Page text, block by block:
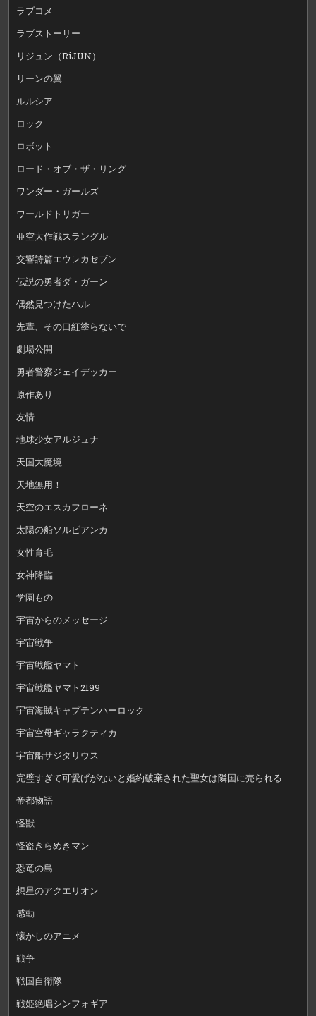
ラブコメ
ラブストーリー
リジュン（RiJUN）
リーンの翼
ルルシア
ロック
ロボット
ロード・オブ・ザ・リング
ワンダー・ガールズ
ワールドトリガー
亜空大作戦スラングル
交響詩篇エウレカセブン
伝説の勇者ダ・ガーン
偶然見つけたハル
先輩、その口紅塗らないで
劇場公開
勇者警察ジェイデッカー
原作あり
友情
地球少女アルジュナ
天国大魔境
天地無用！
天空のエスカフローネ
太陽の船ソルビアンカ
女性育毛
女神降臨
学園もの
宇宙からのメッセージ
宇宙戦争
宇宙戦艦ヤマト
宇宙戦艦ヤマト2199
宇宙海賊キャプテンハーロック
宇宙空母ギャラクティカ
宇宙船サジタリウス
完璧すぎて可愛げがないと婚約破棄された聖女は隣国に売られる
帝都物語
怪獣
怪盗きらめきマン
恐竜の島
想星のアクエリオン
感動
懐かしのアニメ
戦争
戦国自衛隊
戦姫絶唱シンフォギア